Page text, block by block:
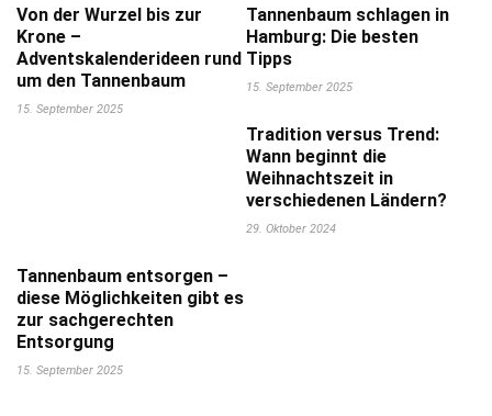
Von der Wurzel bis zur
Krone –
Adventskalenderideen rund
um den Tannenbaum
15. September 2025
Tannenbaum schlagen in
Hamburg: Die besten
Tipps
15. September 2025
Tradition versus Trend:
Wann beginnt die
Weihnachtszeit in
verschiedenen Ländern?
29. Oktober 2024
Tannenbaum entsorgen –
diese Möglichkeiten gibt es
zur sachgerechten
Entsorgung
15. September 2025